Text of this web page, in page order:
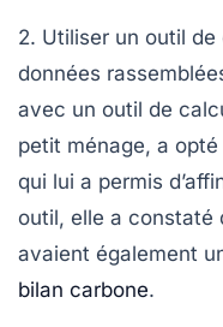
2. Utiliser un outil
données
avec un outil de
petit ménage, a
qui lui a permis
outil, elle a constaté
avaient également
bilan carbone.